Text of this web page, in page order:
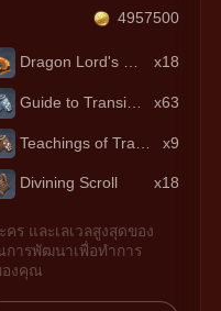
4957500
Dragon Lord's Crown x18
x63
x9
Divining Scroll x18
ร และเลเวลสูงสุดของ
การพัฒนาเพื่อทำการ
งคุณ